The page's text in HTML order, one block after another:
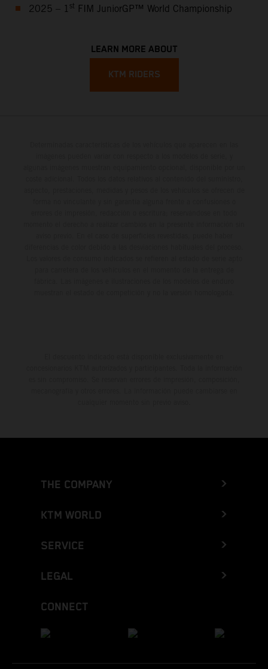
2025 – 1 st FIM JuniorGP™ World Championship
LEARN MORE ABOUT
KTM RIDERS
THE COMPANY
KTM WORLD
SERVICE
LEGAL
CONNECT